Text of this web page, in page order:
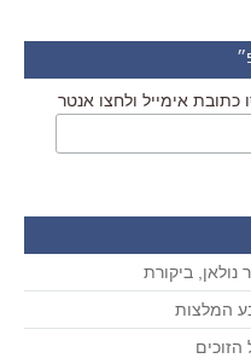
כתובת אימייל ולחצו אנטר
ביקורת